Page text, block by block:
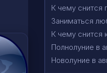
К чему снится
Заниматься
К чему снится
Полнолуние в
Новолуние в